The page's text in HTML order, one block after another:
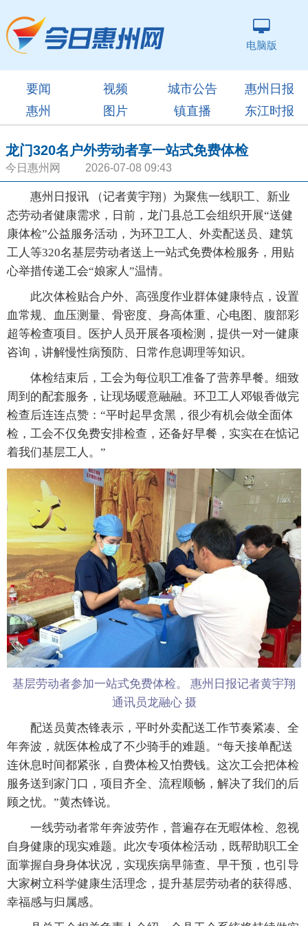
电脑版
要闻 视频 城市公告
惠州日报
惠州
图片 镇直播 东江时报
龙门320名户外劳动者享一站式免费体检
今日惠州网 2026-07-08 09:43
惠州日报讯 （记者黄宇翔）为聚焦一线职工、新业
态劳动者健康需求，日前，龙门县总工会组织开展“送健
康体检”公益服务活动，为环卫工人、外卖配送员、建筑
工人等320名基层劳动者送上一站式免费体检服务，用贴
心举措传递工会“娘家人”温情。
此次体检贴合户外、高强度作业群体健康特点，设置
血常规、血压测量、骨密度、身高体重、心电图、腹部彩
超等检查项目。医护人员开展各项检测，提供一对一健康
咨询，讲解慢性病预防、日常作息调理等知识。
体检结束后，工会为每位职工准备了营养早餐。细致
周到的配套服务，让现场暖意融融。环卫工人邓银香做完
检查后连连点赞：“平时起早贪黑，很少有机会做全面体
检，工会不仅免费安排检查，还备好早餐，实实在在惦记
着我们基层工人。”
基层劳动者参加一站式免费体检。 惠州日报记者黄宇翔
通讯员龙融心 摄
配送员黄杰锋表示，平时外卖配送工作节奏紧凑、全
年奔波，就医体检成了不少骑手的难题。“每天接单配送
连休息时间都紧张，自费体检又怕费钱。这次工会把体检
服务送到家门口，项目齐全、流程顺畅，解决了我们的后
顾之忧。”黄杰锋说。
一线劳动者常年奔波劳作，普遍存在无暇体检、忽视
自身健康的现实难题。此次专项体检活动，既帮助职工全
面掌握自身身体状况，实现疾病早筛查、早干预，也引导
大家树立科学健康生活理念，提升基层劳动者的获得感、
幸福感与归属感。